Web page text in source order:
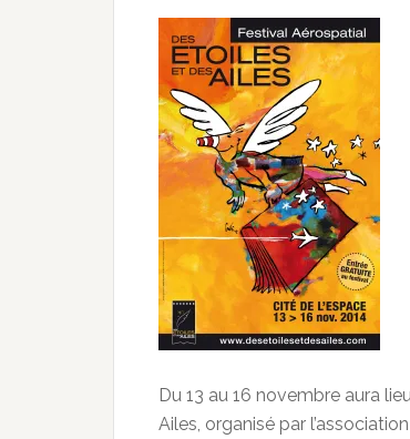
Du 13 au 16 novembre aura
Ailes, organisé par